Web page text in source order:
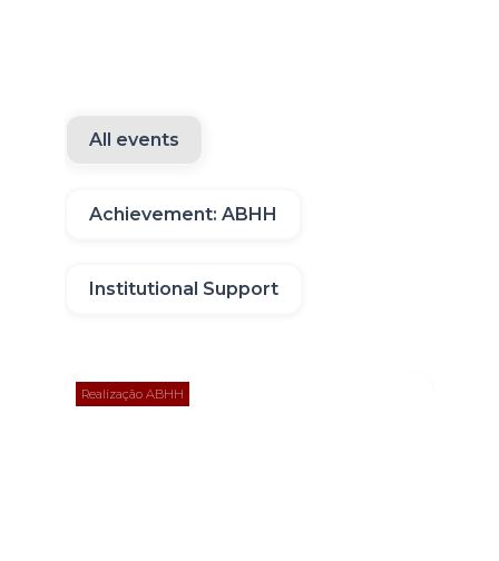
All events
Achievement: ABHH
Institutional Support
Realização ABHH